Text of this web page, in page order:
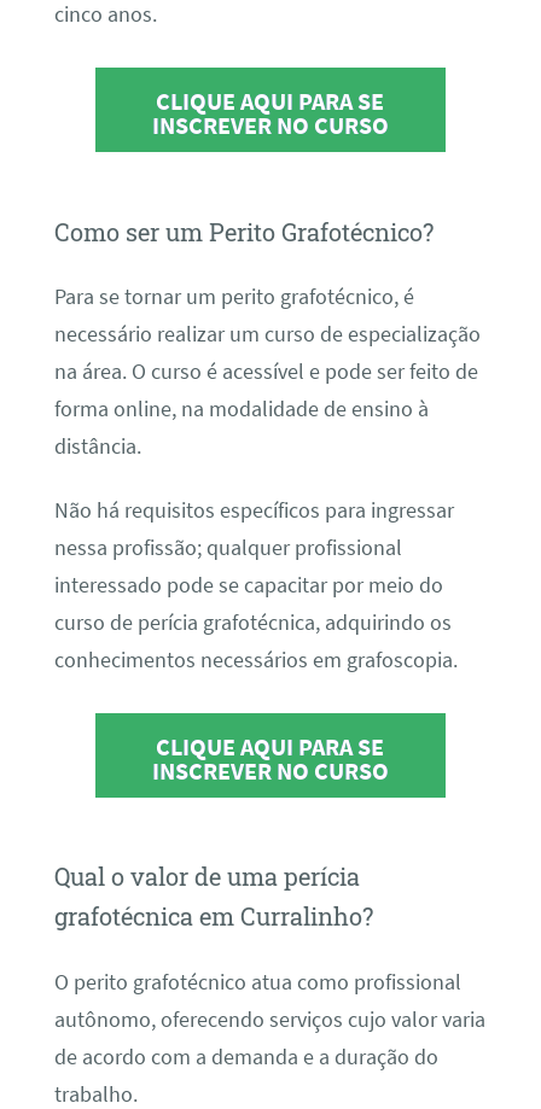
cinco anos.
CLIQUE AQUI PARA SE
INSCREVER NO CURSO
Como ser um Perito Grafotécnico?
Para se tornar um perito grafotécnico, é
necessário realizar um curso de especialização
na área. O curso é acessível e pode ser feito de
forma online, na modalidade de ensino à
distância.
Não há requisitos específicos para ingressar
nessa profissão; qualquer profissional
interessado pode se capacitar por meio do
curso de perícia grafotécnica, adquirindo os
conhecimentos necessários em grafoscopia.
CLIQUE AQUI PARA SE
INSCREVER NO CURSO
Qual o valor de uma perícia
grafotécnica em Curralinho?
O perito grafotécnico atua como profissional
autônomo, oferecendo serviços cujo valor varia
de acordo com a demanda e a duração do
trabalho.